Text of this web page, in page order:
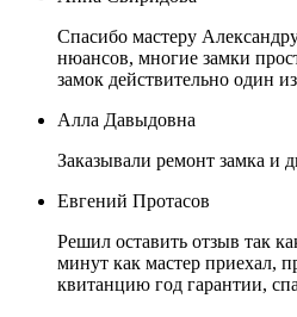
Спасибо мастеру
нюансов, многие замки
замок действительно один
Алла Давыдовна
Заказывали ремонт замка и
Евгений Протасов
Решил оставить отзыв так
минут как мастер приехал,
квитанцию год гарантии,